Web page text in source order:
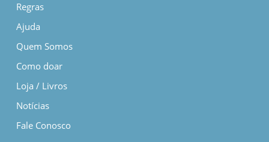
Regras
Ajuda
Quem Somos
Como doar
Loja / Livros
Notícias
Fale Conosco